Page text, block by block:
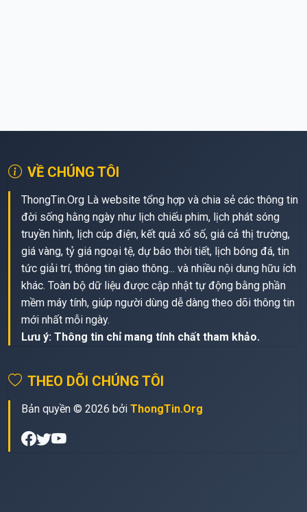
VỀ CHÚNG TÔI
ThongTin.Org Là website tổng hợp và chia sẻ các thông tin
đời sống hằng ngày như lịch chiếu phim, lịch phát sóng
truyền hình, lịch cúp điện, kết quả xổ số, giá cả thị trường,
giá vàng, tỷ giá ngoại tệ, dự báo thời tiết, lịch bóng đá, tin
tức giải trí, thông tin giao thông... và nhiều nội dung hữu ích
khác. Toàn bộ dữ liệu được cập nhật tự động bằng phần
mềm máy tính, giúp người dùng dễ dàng theo dõi thông tin
mới nhất mỗi ngày.
Lưu ý: Thông tin chỉ mang tính chất tham khảo.
THEO DÕI CHÚNG TÔI
Bản quyền © 2026 bởi ThongTin.Org